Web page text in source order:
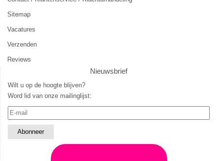
Sitemap
Vacatures
Verzenden
Reviews
Nieuwsbrief
Wilt u op de hoogte blijven?
Word lid van onze mailinglijst: